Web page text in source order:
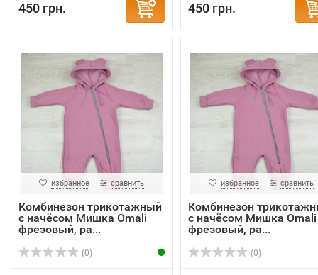
450 грн. 450 грн.
избранное сравнить
Комбинезон трикотажный
с начёсом Мишка Omali
фрезовый, ра...
(0)
избранное сравнить
Комбинезон
с начёсом Мишка Omali
фрезовый, ра...
(0)